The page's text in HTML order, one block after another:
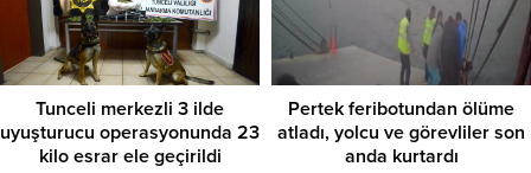
Tunceli merkezli 3 ilde
uyuşturucu operasyonunda 23
kilo esrar ele geçirildi
Pertek feribotundan ölüme
atladı, yolcu ve görevliler son
anda kurtardı